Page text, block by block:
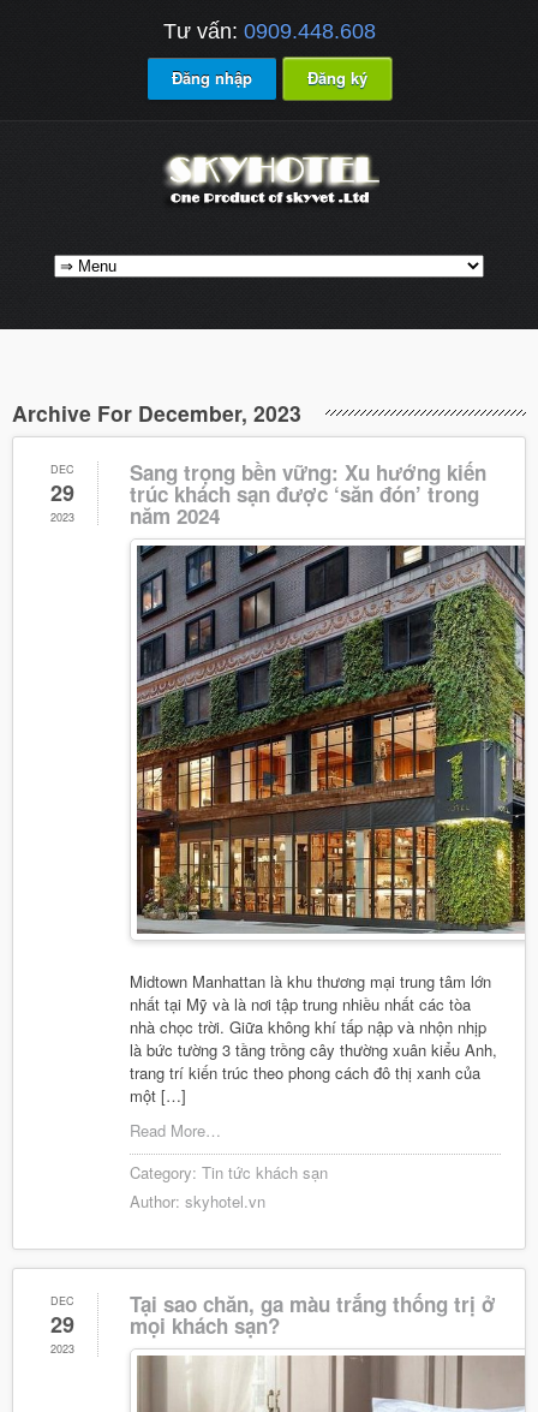
Tư vấn: 0909.448.608
Đăng nhập Đăng ký
Archive For December, 2023
DEC
29
2023
Sang trọng bền vững: Xu hướng kiến
trúc khách sạn được ‘săn đón’ trong
năm 2024
Midtown Manhattan là khu thương mại trung tâm lớn
nhất tại Mỹ và là nơi tập trung nhiều nhất các tòa
nhà chọc trời. Giữa không khí tấp nập và nhộn nhịp
là bức tường 3 tầng trồng cây thường xuân kiểu Anh,
trang trí kiến trúc theo phong cách đô thị xanh của
một […]
Read More…
Category:Tin tức khách sạn
Author:skyhotel.vn
DEC
29
2023
Tại sao chăn, ga màu trắng thống trị ở
mọi khách sạn?